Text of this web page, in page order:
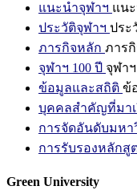
แนะนำจุฬาฯ แน
ประวัติจุฬาฯ ประ
ภารกิจหลัก ภาร
จุฬาฯ 100 ปี จุฬาฯ
ข้อมูลและสถิติ ข้
บุคคลสำคัญที่มา
การจัดอันดับมหา
การรับรองหลักสู
Green University